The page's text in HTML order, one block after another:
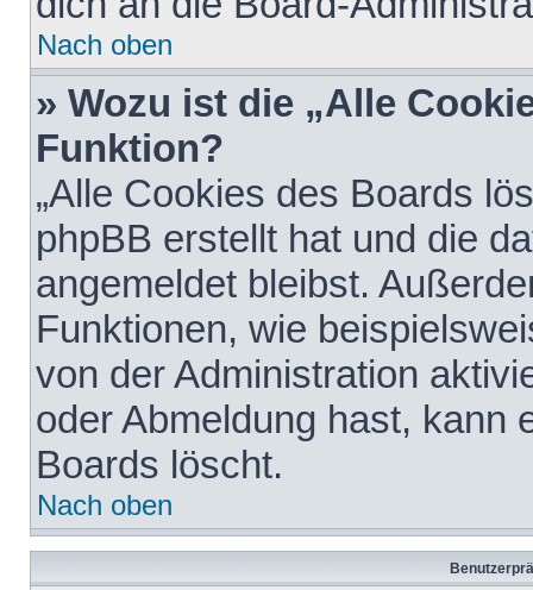
Nach oben
» Wozu ist die „Alle
Funktion?
„Alle Cookies des Boards
phpBB erstellt hat und die
angemeldet bleibst.
Funktionen, wie
von der Administration
oder Abmeldung hast, kann
Boards löscht.
Nach oben